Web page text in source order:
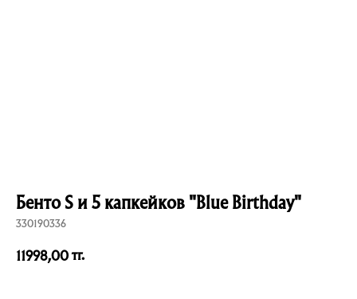
Бенто S и 5 капкейков "Blue Birthday"
330190336
11998,00тг.